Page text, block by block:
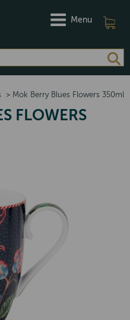
Menu
> Mok Berry Blues Flowers 350ml
FLOWERS